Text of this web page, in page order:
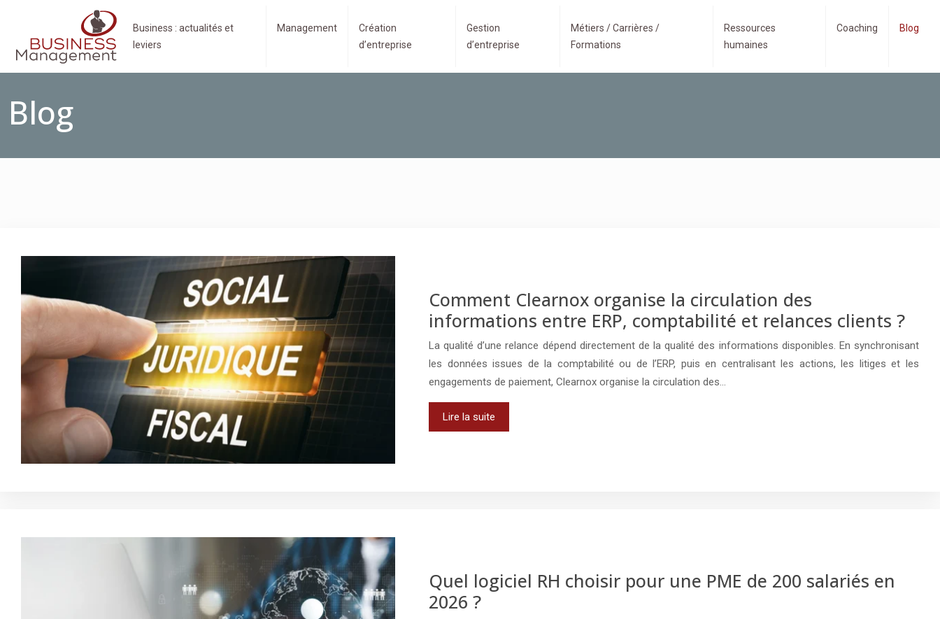
Business : actualités et
leviers
Management
Création
d’entreprise
Gestion
d’entreprise
Métiers / Carrières /
Formations
Ressources
humaines
Coaching Blog
Blog
Comment Clearnox organise la circulation des
informations entre ERP, comptabilité et relances clients ?
La qualité d’une relance dépend directement de la qualité des informations disponibles. En synchronisant
les données issues de la comptabilité ou de l’ERP, puis en centralisant les actions, les litiges et les
engagements de paiement, Clearnox organise la circulation des…
Lire la suite
Quel logiciel RH choisir pour une PME de 200 salariés en
2026 ?